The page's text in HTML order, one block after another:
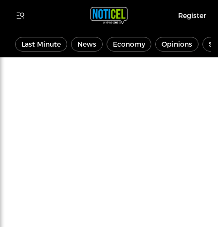
Register
Last Minute News Economy Opinions